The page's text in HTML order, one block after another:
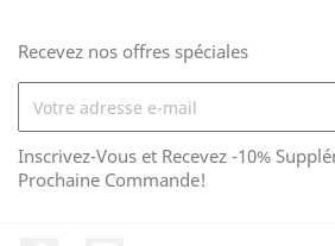
Recevez nos offres spéciales
Inscrivez-Vous et Recevez -10%
Prochaine Commande!